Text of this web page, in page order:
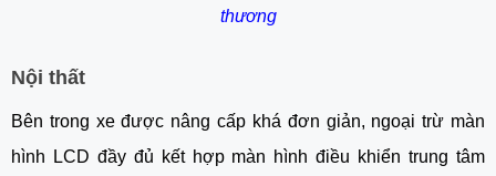
thương
Nội thất
Bên trong xe được nâng cấp khá đơn giản, ngoại trừ màn
hình LCD đầy đủ kết hợp màn hình điều khiển trung tâm